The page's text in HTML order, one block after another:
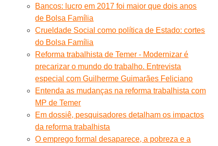
Bancos: lucro em 2017 foi maior que dois anos
de Bolsa Família
Crueldade Social como política de Estado: cortes
do Bolsa Família
Reforma trabalhista de Temer - Modernizar é
precarizar o mundo do trabalho. Entrevista
especial com Guilherme Guimarães Feliciano
Entenda as mudanças na reforma trabalhista com
MP de Temer
Em dossiê, pesquisadores detalham os impactos
da reforma trabalhista
O emprego formal desaparece, a pobreza e a